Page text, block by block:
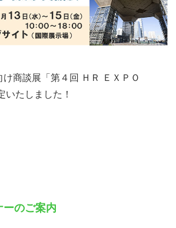
け商談展「第４回 ＨＲ ＥＸＰＯ
いたしました！
ーのご案内